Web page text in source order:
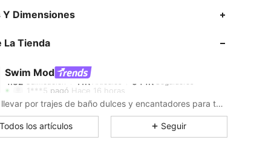
Y Dimensiones
La Tienda
Swim Mod
4.82
4.82 11K
1***5 pagó Hace 16 horas
4.82 11K 544K
Déjate llevar por trajes de baño dulces y encantadores para tus días junto al mar.
Todos los artículos Seguir